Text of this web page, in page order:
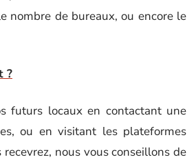
nombre de bureaux, ou encore le
?
futurs locaux en contactant une
ou en visitant les plateformes
nous vous conseillons de